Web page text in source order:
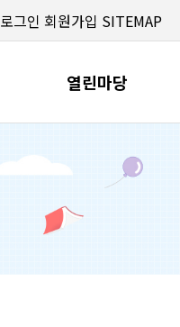
로그인 회원가입 SITEMAP
열린마당